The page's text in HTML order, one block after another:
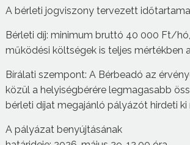
A bérleti jogviszony tervezett
Bérleti díj: minimum bruttó 40 000 Ft/
működési költségek is teljes mértékben
Bírálati szempont: A Bérbeadó az
közül a helyiségbérére legmagasabb
bérleti díjat megajánló pályázót hirdeti ki
A pályázat benyújtásának